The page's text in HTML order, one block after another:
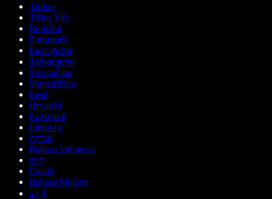
Türkçe
Tiếng Việt
Română
Português
Български
ქართული
Slovenčina
Slovenščina
Eesti
Hrvatski
Ελληνικά
Lietuvių
עברית
Bahasa Indonesia
বাংলা
Català
Bahasa Melayu
اردو